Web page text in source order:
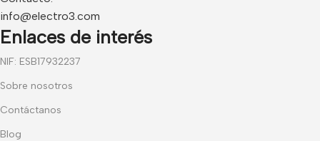
info@electro3.com
Enlaces de interés
NIF: ESB17932237
Sobre nosotros
Contáctanos
Blog